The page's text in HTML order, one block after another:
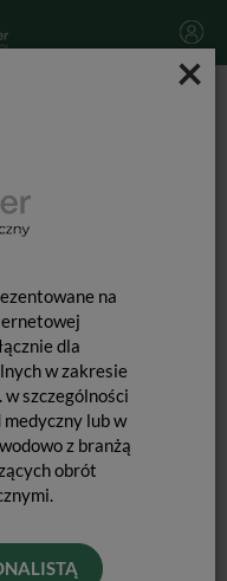
×
na
dla
w zakresie
szczególności
lub w
z branżą
obrót
5CM X 5CM /